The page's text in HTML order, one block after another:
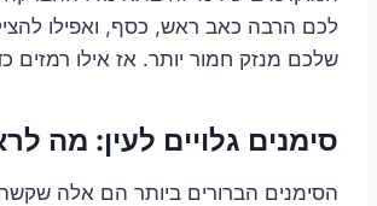
לכם הרבה כאב ראש, כסף, ואפילו
שלכם מנזק חמור יותר. אז אילו רמזים
סימנים גלויים לעין: מה
הסימנים הברורים ביותר הם אלה